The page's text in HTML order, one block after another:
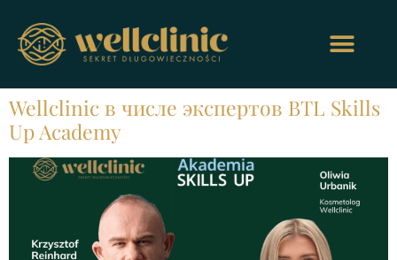
Wellclinic в числе экспертов BTL Skills
Up Academy